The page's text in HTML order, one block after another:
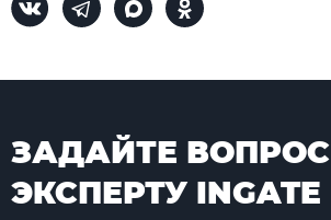
ЗАДАЙТЕ ВОПРОС
ЭКСПЕРТУ INGATE